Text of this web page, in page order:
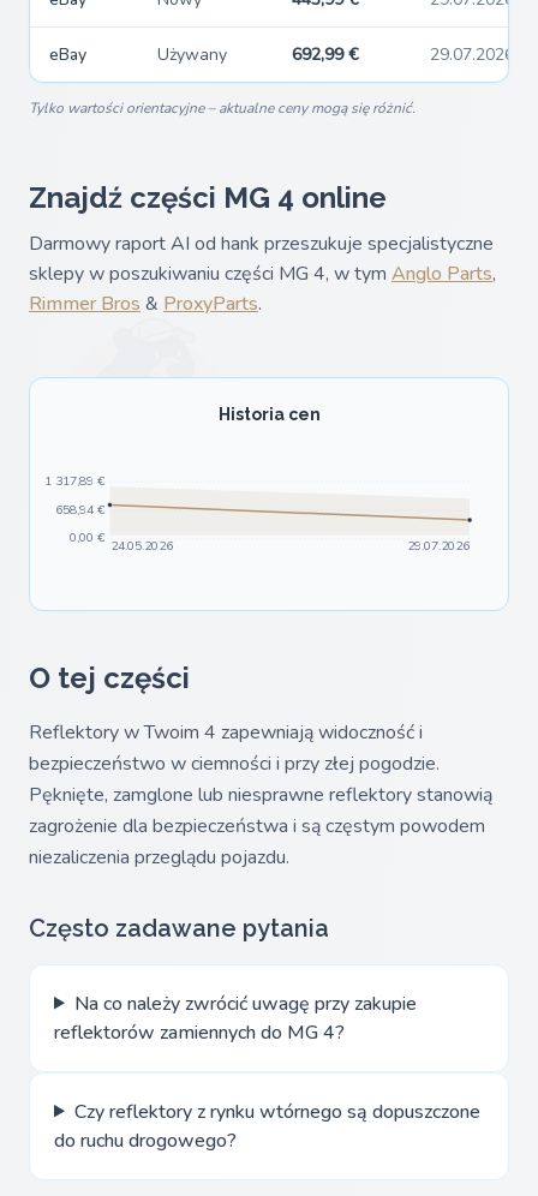
eBay Używany 692,99 € 29.07.2026
Tylko wartości orientacyjne – aktualne ceny mogą się różnić.
Znajdź części MG 4 online
Darmowy raport AI od hank przeszukuje specjalistyczne
sklepy w poszukiwaniu części MG 4, w tym Anglo Parts,
Rimmer Bros & ProxyParts.
Historia cen
0,00 €
658,94 €
1 317,89 €
24.05.2026 29.07.2026
O tej części
Reflektory w Twoim 4 zapewniają widoczność i
bezpieczeństwo w ciemności i przy złej pogodzie.
Pęknięte, zamglone lub niesprawne reflektory stanowią
zagrożenie dla bezpieczeństwa i są częstym powodem
niezaliczenia przeglądu pojazdu.
Często zadawane pytania
Na co należy zwrócić uwagę przy zakupie
reflektorów zamiennych do MG 4?
Czy reflektory z rynku wtórnego są dopuszczone
do ruchu drogowego?